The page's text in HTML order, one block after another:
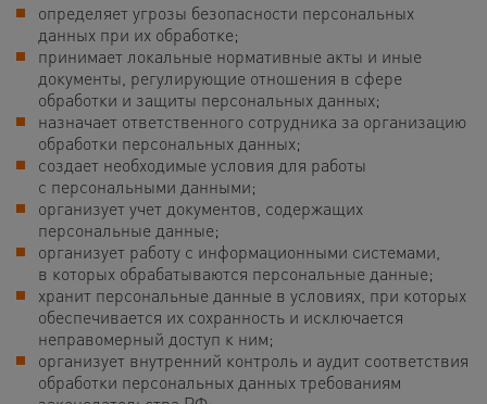
определяет угрозы безопасности персональных
данных при их обработке;
принимает локальные нормативные акты и иные
документы, регулирующие отношения в сфере
обработки и защиты персональных данных;
назначает ответственного сотрудника за организацию
обработки персональных данных;
создает необходимые условия для работы
с персональными данными;
организует учет документов, содержащих
персональные данные;
организует работу с информационными системами,
в которых обрабатываются персональные данные;
хранит персональные данные в условиях, при которых
обеспечивается их сохранность и исключается
неправомерный доступ к ним;
организует внутренний контроль и аудит соответствия
обработки персональных данных требованиям